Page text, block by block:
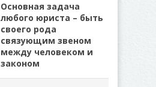
Основная задача
любого юриста – быть
своего рода
связующим звеном
между человеком и
законом